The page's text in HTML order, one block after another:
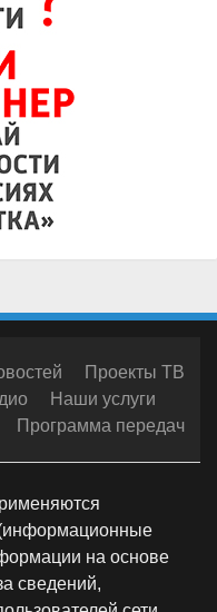
Проекты ТВ
Наши услуги
Программа передач
на основе
сведений,